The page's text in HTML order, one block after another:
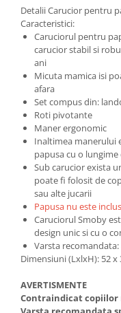
Progarden
Prosperplast
Purple Cow
Raduka
Ravensburger
Schmidt
Sequin Art
Silverlit
Simba
Smoby
Spin Master
Stragoo Games
Sycomore
Tender Leaf
Topbright
Detalii Carucior pentru
Caracteristici:
Caruciorul pentru
carucior stabil si
ani
Micuta mamica isi
afara
Set compus din:
Roti pivotante
Maner ergonomic
Inaltimea manerului
papusa cu o lungime
Sub carucior exista
poate fi folosit de
sau alte jucarii
Papusa nu este
Caruciorul Smoby
design unic si cu o
Varsta recomandata:
Dimensiuni (LxlxH): 52 x
AVERTISMENTE
Contraindicat copiilor